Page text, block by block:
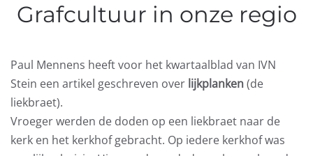
Grafcultuur in onze regio
Paul Mennens heeft voor het kwartaalblad van IVN
Stein een artikel geschreven over lijkplanken(de
liekbraet).
Vroeger werden de doden op een liekbraet naar de
kerk en het kerkhof gebracht. Op iedere kerkhof was